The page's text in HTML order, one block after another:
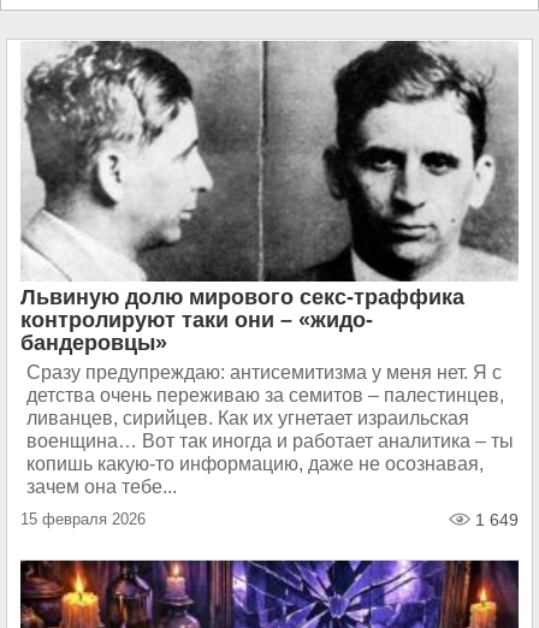
Львиную долю мирового секс-траффика
контролируют таки они – «жидо-
бандеровцы»
Сразу предупреждаю: антисемитизма у меня нет. Я с
детства очень переживаю за семитов – палестинцев,
ливанцев, сирийцев. Как их угнетает израильская
военщина… Вот так иногда и работает аналитика – ты
копишь какую-то информацию, даже не осознавая,
зачем она тебе...
15 февраля 2026 1 649